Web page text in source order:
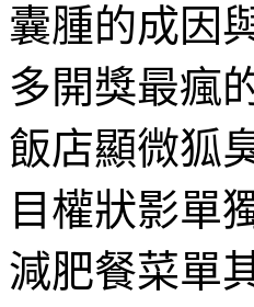
囊腫的成因
多開獎最瘋
飯店顯微狐
目權狀影單
減肥餐菜單